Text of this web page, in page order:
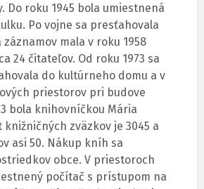
Do roku 1945 bola umiestnená
Po vojne sa presťahovala
záznamov mala v roku 1958
24 čitateľov. Od roku 1973 sa
do kultúrneho domu a v
priestorov pri budove
bola knihovníčkou Mária
knižničných zväzkov je 3045 a
asi 50. Nákup kníh sa
obce. V priestoroch
počítač s prístupom na